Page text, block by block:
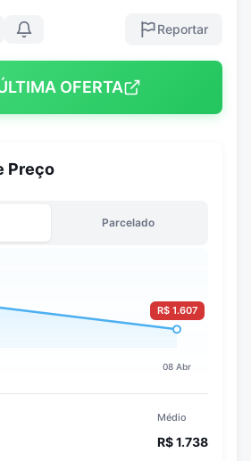
Reportar
OFERTA
Preço
Parcelado
Médio
R$ 1.738